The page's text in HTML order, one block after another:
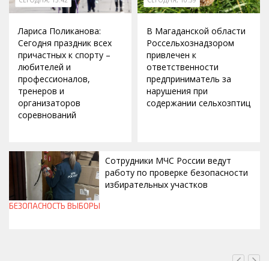
Лариса Поликанова:
Сегодня праздник всех
причастных к спорту –
любителей и
профессионалов,
тренеров и
организаторов
соревнований
В Магаданской области
Россельхознадзором
привлечен к
ответственности
предприниматель за
нарушения при
содержании сельхозптиц
Сотрудники МЧС России ведут
работу по проверке безопасности
избирательных участков
БЕЗОПАСНОСТЬ ВЫБОРЫ